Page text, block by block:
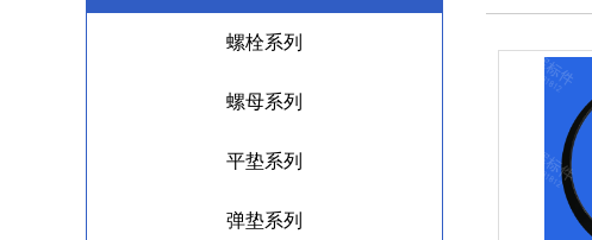
螺栓系列
螺母系列
平垫系列
弹垫系列